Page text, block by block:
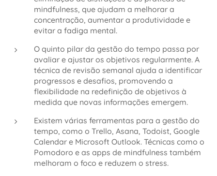
mindfulness, que ajudam a melhorar a
concentração, aumentar a produtividade e
evitar a fadiga mental.
O quinto pilar da gestão do tempo passa por
avaliar e ajustar os objetivos regularmente. A
técnica de revisão semanal ajuda a identificar
progressos e desafios, promovendo a
flexibilidade na redefinição de objetivos à
medida que novas informações emergem.
Existem várias ferramentas para a gestão do
tempo, como o Trello, Asana, Todoist, Google
Calendar e Microsoft Outlook. Técnicas como o
Pomodoro e as apps de mindfulness também
melhoram o foco e reduzem o stress.